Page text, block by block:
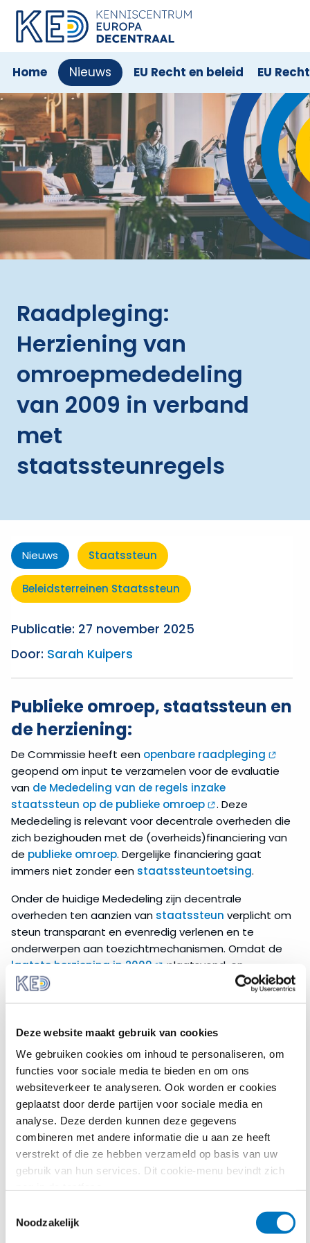
Deze website maakt gebruik van cookies
We gebruiken cookies om inhoud te personaliseren, om
functies voor sociale media te bieden en om ons
websiteverkeer te analyseren. Ook worden er cookies
geplaatst door derde partijen voor sociale media en
analyse. Deze derden kunnen deze gegevens
combineren met andere informatie die u aan ze heeft
verstrekt of die ze hebben verzameld op basis van uw
gebruik van hun services. Dit cookie-menu bevindt zich
Noodzakelijk
Home Nieuws EU Recht en beleid EU
Raadpleging:
Herziening van
omroepmededeling
van 2009 in verband
met
staatssteunregels
Nieuws Staatssteun
Beleidsterreinen Staatssteun
Publicatie: 27 november 2025
Door: Sarah Kuipers
Publieke omroep, staatssteun en
de herziening:
De Commissie heeft een openbare raadpleging
geopend om input te verzamelen voor de evaluatie
van de Mededeling van de regels inzake
staatssteun op de publieke omroep
. Deze
Mededeling is relevant voor decentrale overheden die
zich bezighouden met de (overheids)financiering van
de publieke omroep. Dergelijke financiering gaat
immers niet zonder een staatssteuntoetsing.
Onder de huidige Mededeling zijn decentrale
overheden ten aanzien van staatssteun verplicht om
steun transparant en evenredig verlenen en te
onderwerpen aan toezichtmechanismen. Omdat de
laatste herziening in 2009
plaatsvond, en
sindsdien belangrijke technologische,
rechtspraak en door zaken die de Commissie heeft
behandeld) is nu een raadpleging geopend.
De Commissie vraagt om input over
uitdagingen/belemmeringen die belanghebbenden
ervaren bij het toepassing/interpretatie van de regels.
Daarom lanceert de Commissie zowel eenalgemene
openbare raadpleging
voor belanghebbenden,
zoals bedrijven of organisaties, als een gerichte
raadpleging voor deskundigen
waaronder
met expertise en ervaring in de publieke
omroepsector. Voor de raadpleging voor deskundigen